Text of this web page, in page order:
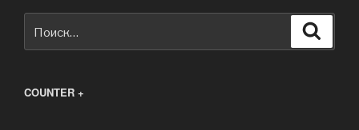
COUNTER +